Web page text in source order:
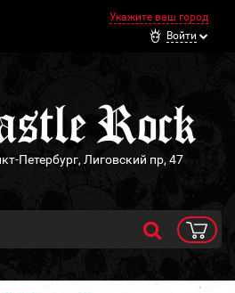
Укажите ваш город
Войти
Петербург, Лиговский пр, 47